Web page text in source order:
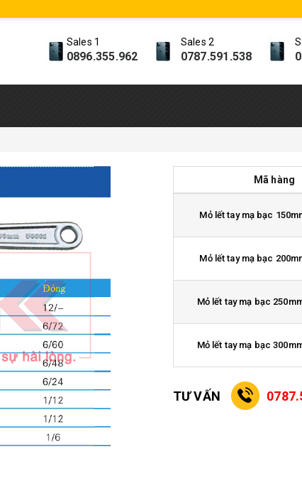
Sales 1
0896.355.962
Sales 2
0787.591.538
Mã hàng
Mỏ lết tay mạ bạc
Mỏ lết tay mạ bạc
Mỏ lết tay mạ bạc
Mỏ lết tay mạ bạc
TƯ VẤN